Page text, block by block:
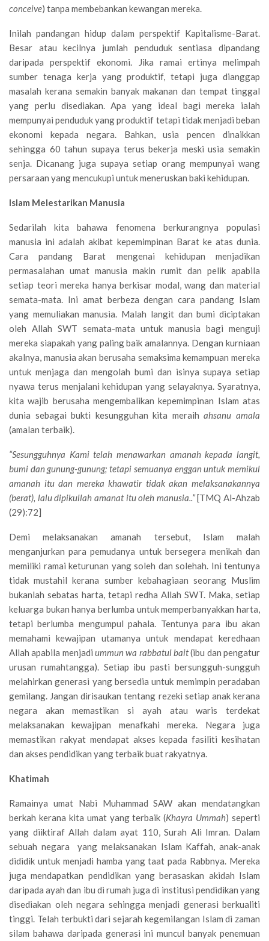
conceive) tanpa membebankan kewangan mereka.
Inilah pandangan hidup dalam perspektif Kapitalisme-Barat.
Besar atau kecilnya jumlah penduduk sentiasa dipandang
daripada perspektif ekonomi. Jika ramai ertinya melimpah
sumber tenaga kerja yang produktif, tetapi juga dianggap
masalah kerana semakin banyak makanan dan tempat tinggal
yang perlu disediakan. Apa yang ideal bagi mereka ialah
mempunyai penduduk yang produktif tetapi tidak menjadi beban
ekonomi kepada negara. Bahkan, usia pencen dinaikkan
sehingga 60 tahun supaya terus bekerja meski usia semakin
senja. Dicanang juga supaya setiap orang mempunyai wang
persaraan yang mencukupi untuk meneruskan baki kehidupan.
Islam Melestarikan Manusia
Sedarilah kita bahawa fenomena berkurangnya populasi
manusia ini adalah akibat kepemimpinan Barat ke atas dunia.
Cara pandang Barat mengenai kehidupan menjadikan
permasalahan umat manusia makin rumit dan pelik apabila
setiap teori mereka hanya berkisar modal, wang dan material
semata-mata. Ini amat berbeza dengan cara pandang Islam
yang memuliakan manusia. Malah langit dan bumi diciptakan
oleh Allah SWT semata-mata untuk manusia bagi menguji
mereka siapakah yang paling baik amalannya. Dengan kurniaan
akalnya, manusia akan berusaha semaksima kemampuan mereka
untuk menjaga dan mengolah bumi dan isinya supaya setiap
nyawa terus menjalani kehidupan yang selayaknya. Syaratnya,
kita wajib berusaha mengembalikan kepemimpinan Islam atas
dunia sebagai bukti kesungguhan kita meraihahsanu amala
(amalan terbaik).
“Sesungguhnya Kami telah menawarkan amanah kepada langit,
bumi dan gunung-gunung; tetapi semuanya enggan untuk memikul
amanah itu dan mereka khawatir tidak akan melaksanakannya
(berat), lalu dipikullah amanat itu oleh manusia..”[TMQ Al-Ahzab
(29):72]
Demi melaksanakan amanah tersebut, Islam malah
menganjurkan para pemudanya untuk bersegera menikah dan
memiliki ramai keturunan yang soleh dan solehah. Ini tentunya
tidak mustahil kerana sumber kebahagiaan seorang Muslim
bukanlah sebatas harta, tetapi redha Allah SWT. Maka, setiap
keluarga bukan hanya berlumba untuk memperbanyakkan harta,
tetapi berlumba mengumpul pahala. Tentunya para ibu akan
memahami kewajipan utamanya untuk mendapat keredhaan
Allah apabila menjadi ummun wa rabbatul bait(ibu dan pengatur
urusan rumahtangga). Setiap ibu pasti bersungguh-sungguh
melahirkan generasi yang bersedia untuk memimpin peradaban
gemilang. Jangan dirisaukan tentang rezeki setiap anak kerana
negara akan memastikan si ayah atau waris terdekat
melaksanakan kewajipan menafkahi mereka. Negara juga
memastikan rakyat mendapat akses kepada fasiliti kesihatan
dan akses pendidikan yang terbaik buat rakyatnya.
Khatimah
Ramainya umat Nabi Muhammad SAW akan mendatangkan
berkah kerana kita umat yang terbaik (Khayra Ummah) seperti
yang diiktiraf Allah dalam ayat 110, Surah Ali Imran. Dalam
sebuah negara yang melaksanakan Islam Kaffah, anak-anak
dididik untuk menjadi hamba yang taat pada Rabbnya. Mereka
juga mendapatkan pendidikan yang berasaskan akidah Islam
daripada ayah dan ibu di rumah juga di institusi pendidikan yang
disediakan oleh negara sehingga menjadi generasi berkualiti
tinggi. Telah terbukti dari sejarah kegemilangan Islam di zaman
silam bahawa daripada generasi ini muncul banyak penemuan